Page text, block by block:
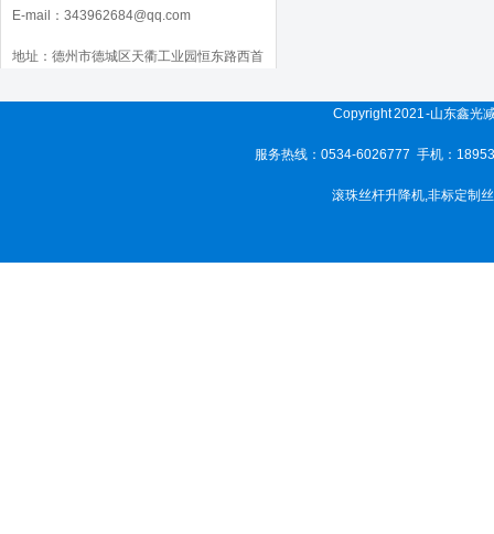
E-mail：343962684@qq.com
地址：德州市德城区天衢工业园恒东路西首
Copyright 2021 -山东鑫光
服务热线：0534-6026777 手机：
滚珠丝杆升降机,非标定制